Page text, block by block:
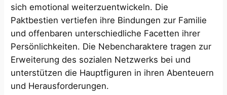
sich emotional weiterzuentwickeln. Die
Paktbestien vertiefen ihre Bindungen zur Familie
und offenbaren unterschiedliche Facetten ihrer
Persönlichkeiten. Die Nebencharaktere tragen zur
Erweiterung des sozialen Netzwerks bei und
unterstützen die Hauptfiguren in ihren Abenteuern
und Herausforderungen.